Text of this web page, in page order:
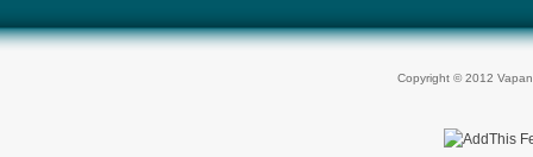
Copyright © 2012